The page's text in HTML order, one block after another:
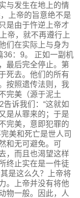
与发生在地上的情
上帝的旨意绝不是
是由于忤逆上帝才
帝，就不再遵行上
们在实际上与身为
：9。 正如一副机
最后完全停止。第
死去。他们的所有
照遗传法则，我
完美（源于泥土
告诉我们：“这就如
是从罪来的；于是
完美，意即犯罪的
美和死亡是世人司
和无可避免。可
，而且也渴望这样
终止实在是一件徒
是这么久？上帝将
。上帝并没有将他
物一般。因此，人